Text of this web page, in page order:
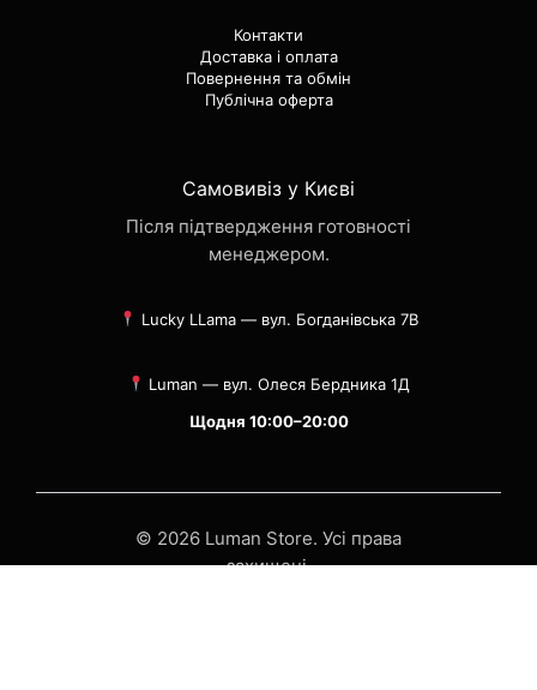
Контакти
Доставка і оплата
Повернення та обмін
Публічна оферта
Самовивіз у Києві
Після підтвердження готовності
менеджером.
Lucky LLama — вул. Богданівська 7В
Luman — вул. Олеся Бердника 1Д
Щодня 10:00–20:00
© 2026 Luman Store. Усі права
захищені.